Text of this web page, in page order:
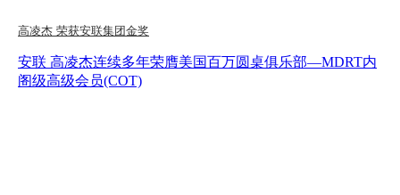
高凌杰 荣获安联集团金奖
安联 高凌杰连续多年荣膺美国百万圆桌俱乐部—MDRT内
阁级高级会员(COT)